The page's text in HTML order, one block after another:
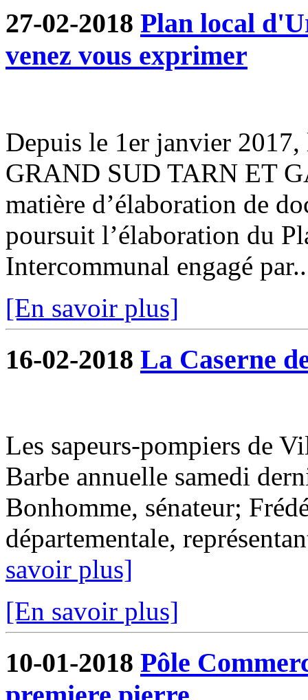
27-02-2018 Plan local
venez vous exprimer
Depuis le 1er janvier 2017,
GRAND SUD TARN ET
matière d’élaboration de
poursuit l’élaboration du
Intercommunal engagé
[En savoir plus]
16-02-2018 La Caserne
Les sapeurs-pompiers de
Barbe annuelle samedi
Bonhomme, sénateur;
départementale,
savoir plus]
[En savoir plus]
10-01-2018 Pôle